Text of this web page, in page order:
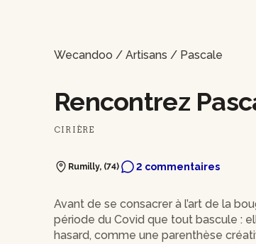
Wecandoo / Artisans / Pascale
Rencontrez
CIRIÈRE
Rumilly, (74) 2 commentaires
Avant de se consacrer à l’art de la
période du Covid que tout bascule :
hasard, comme une parenthèse